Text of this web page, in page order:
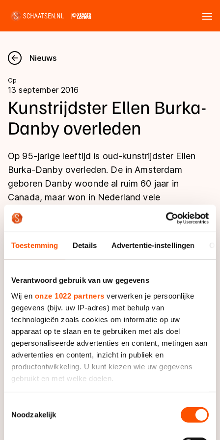
Toestemming Details Advertentie-instellingen
Verantwoord gebruik van uw gegevens
Wij en onze 1022 partners verwerken je persoonlijke
gegevens (bijv. uw IP-adres) met behulp van
technologieën zoals cookies om informatie op uw
apparaat op te slaan en te gebruiken met als doel
gepersonaliseerde advertenties en content, metingen aan
advertenties en content, inzicht in publiek en
productontwikkeling. U kunt kiezen wie uw gegevens
gebruikt en met welke doelen.
Informatie verzamelen over uw geografische locatie,
Noodzakelijk
Nieuws
Kalender
Disciplines
Langebaan
Shorttrack
Inlineskaten
Kunstschaatsen
Uitslagen
Langebaan
Shorttrack
Marathon
Inlineskaten
Kunstschaatsen
Tijden & historie
Ranglijsten Langebaan
Persoonlijke records & tijden
Historie & statistiek
De weg op
Inschrijven wedstrijden
Algemene Nederlandse Schaatstijd
Deze zomer de weg op
Waar kan ik schaatsen en skaten?
Schaatsfans
Alles voor jou als schaatsfan
Evenementen
Tickets
Livestreams
Word schaatsfan!
Winacties
Olympische Spelen
Olympische Spelen
Medaille overzicht
Medaillespiegel
Olympische uitslagen
Van Jong tot Goud verhalen
Nieuws
Op
13 september 2016
Kunstrijdster Ellen Burka-
Danby overleden
Op 95-jarige leeftijd is oud-kunstrijdster Ellen
Burka-Danby overleden. De in Amsterdam
geboren Danby woonde al ruim 60 jaar in
Canada, maar won in Nederland vele
wedstrijden.